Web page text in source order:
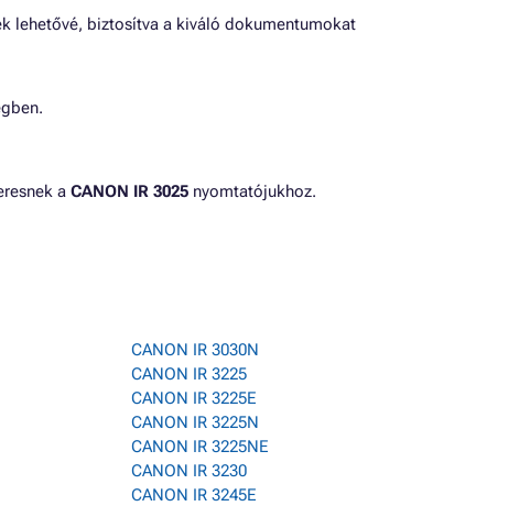
lehetővé, biztosítva a kiváló dokumentumokat
a CANON IR 3025 nyomtatójukhoz.
CANON IR 3030N
CANON IR 3225
CANON IR 3225E
CANON IR 3225N
CANON IR 3225NE
CANON IR 3230
CANON IR 3245E